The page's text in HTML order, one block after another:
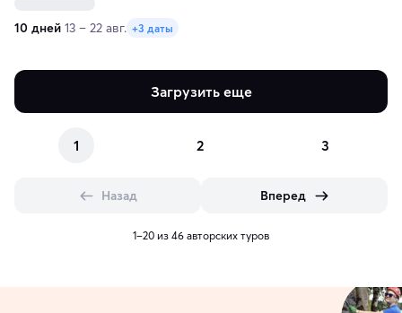
10 дней 13 – 22 авг. +3 даты
Загрузить еще
1 2 3
Назад Вперед
1–20 из 46 авторских туров